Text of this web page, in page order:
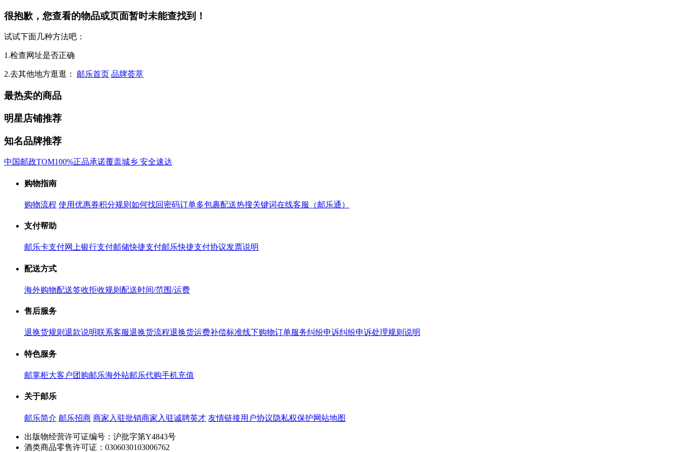
很抱歉，您查看的物品或页面暂时未能查找到！
试试下面几种方法吧：
1.检查网址是否正确
2.去其他地方逛逛： 邮乐首页 品牌荟萃
最热卖的商品
明星店铺推荐
知名品牌推荐
中国邮政TOM100%正品承诺覆盖城乡 安全速达
购物指南
购物流程 使用优惠券积分规则 如何找回密码订单多包裹配送热搜关键词在线客服（邮乐通）
支付帮助
邮乐卡支付网上银行支付邮储快捷支付邮乐快捷支付协议发票说明
配送方式
海外购物配送签收拒收规则 配送时间/范围/运费
售后服务
退换货规则 退款说明联系客服退换货流程退换货运费补偿标准线下购物订单服务纠纷申诉纠纷申诉处理规则说明
特色服务
邮掌柜大客户团购邮乐海外站邮乐代购手机充值
关于邮乐
邮乐简介 邮乐招商 商家入驻批销商家入驻诚聘英才 友情链接用户协议隐私权保护网站地图
出版物经营许可证编号：沪批字第Y4843号
酒类商品零售许可证：0306030103006762